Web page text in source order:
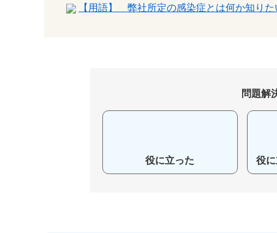
【用語】 弊社所定の感染症とは何か知りた
問題解
役に立った 役